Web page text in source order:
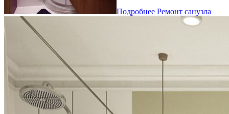
Подробнее Ремонт санузла